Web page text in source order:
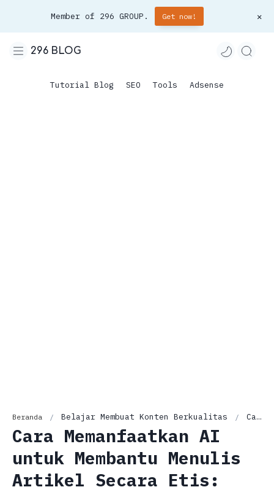
Member of 296 GROUP. Get now!
296 BLOG
Beranda Belajar Membuat Konten Berkualitas Cara Memanfaatkan AI untuk Membantu Menulis Artikel Secara Etis: Panduan Kreatif Blogger Modern
Cara Memanfaatkan AI
untuk Membantu Menulis
Artikel Secara Etis: